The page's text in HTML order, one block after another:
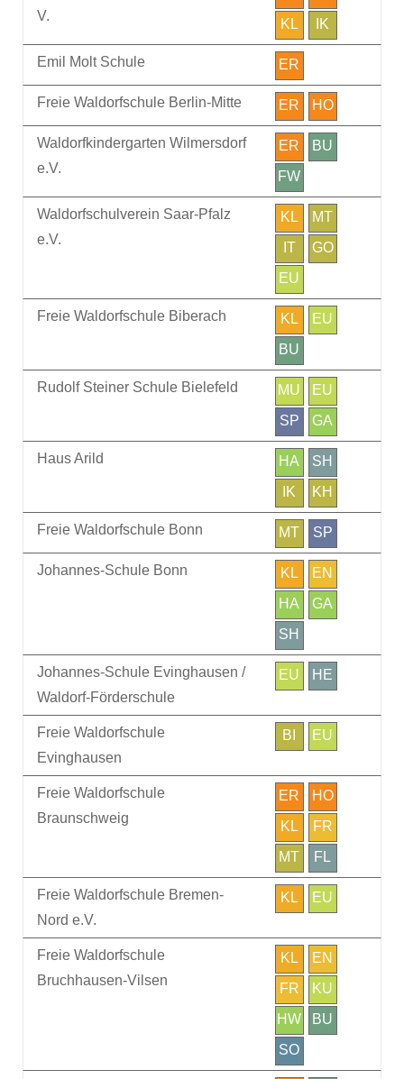
V.
KL
IK
Emil Molt Schule ER
Freie Waldorfschule Berlin-Mitte ER HO
Waldorfkindergarten Wilmersdorf
e.V.
ER
BU
FW
Waldorfschulverein Saar-Pfalz
e.V.
KL
MT
IT
GO
EU
Freie Waldorfschule Biberach KL
EU
BU
Rudolf Steiner Schule Bielefeld MU
EU
SP
GA
Haus Arild HA
SH
IK
KH
Freie Waldorfschule Bonn MT SP
Johannes-Schule Bonn KL
EN
HA
GA
SH
Johannes-Schule Evinghausen /
Waldorf-Förderschule
EU HE
Freie Waldorfschule
Evinghausen
BI EU
Freie Waldorfschule
Braunschweig
ER
HO
KL
FR
MT
FL
Freie Waldorfschule Bremen-
Nord e.V.
KL EU
Freie Waldorfschule
Bruchhausen-Vilsen
KL
EN
FR
KU
HW
BU
SO